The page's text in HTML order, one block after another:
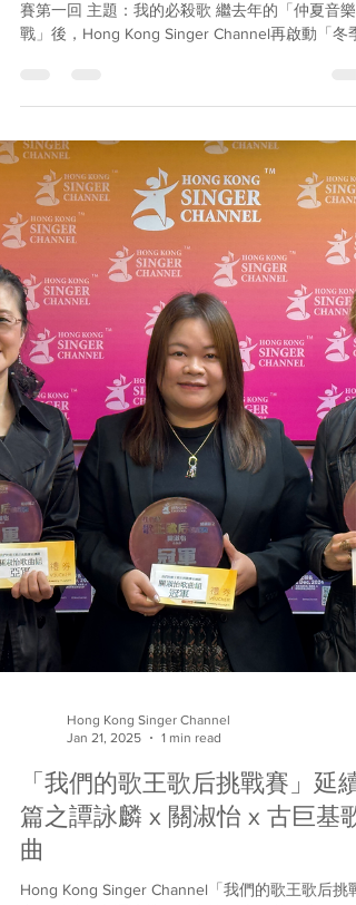
Hong Kong Singer Channel「冬
賽第一回 主題：我的必殺歌 繼去年的「仲夏音樂
戰」後，Hong Kong Singer Channel再啟動「冬季
音樂戰」，再次採用「唱歌有Take 2」賽制！第一
回比賽的主題是「我的必殺歌」，大家可以選唱一
首覺得自己唱得最好的歌，語言不限。每人先唱一
次，評判即時評分及給予意見，然後再唱，再次評
分，並按總分選定十優歌手。冠、亞、季軍將獲頒
精美獎座，冠軍可直接晉身Hong Kong Singer
Channel四月份的大型比賽！ 日期：2026年1月30
時間：7:30pm – 10:15pm 地點：Hong Kong
Channel旺角總部 報名：請WhatsApp 5703 9103
額有限，報名從速！ 註：「十優歌手」獎項數目
會因應參加人數而調節，大會將作最後決定。
#hksingerchannel #冬季音樂戰 #歌唱比賽 #十優歌
手
Hong Kong Singer Channel